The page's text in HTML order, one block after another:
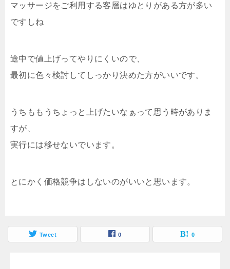
マッサージをご利用する客層はゆとりがある方が多い
ですしね
途中で値上げってやりにくいので、
最初に色々検討してしっかり決めた方がいいです。
うちももうちょっと上げたいなぁって思う時がありま
すが、
実行には移せないでいます。
とにかく価格競争はしないのがいいと思います。
Tweet 0 0